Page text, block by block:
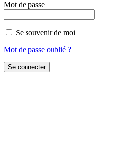
Mot de passe
Se souvenir de moi
Mot de passe oublié ?